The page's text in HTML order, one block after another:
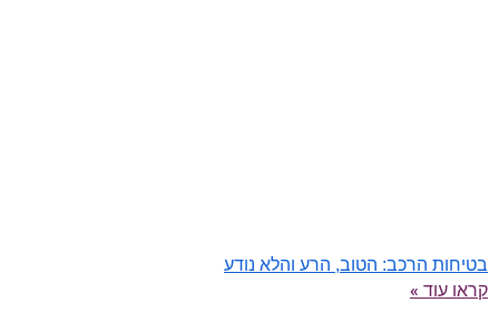
בטיחות הרכב: הטוב, הרע והלא נודע
קראו עוד »